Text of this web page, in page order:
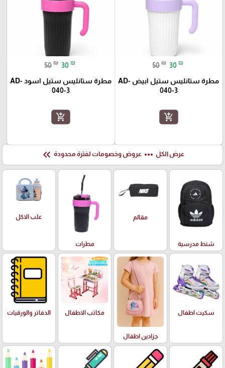
50 ₪ 30 ₪
مطرة ستانليس ستيل ابيض AD-
040-3
add_shopping_cart
50 ₪ 30 ₪
مطرة ستانليس ستيل اسود AD-
040-3
add_shopping_cart
عرض الكل more_horiz عروض وخصومات لفترة محدودة keyboard_double_arrow_left
شنط مدرسية
مقالم
مطرات
علب الاكل
سكيت اطفال
جزادين اطفال
مكاتب الاطفال الدفاتر والورقيات